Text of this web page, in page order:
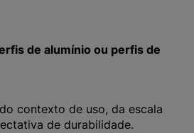
de alumínio ou perfis de
contexto de uso, da escala
de durabilidade.